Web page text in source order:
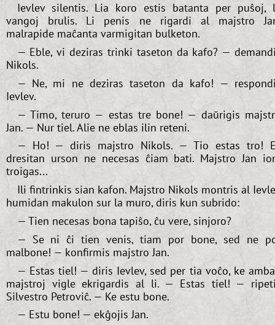
Ievlev silentis. Lia koro estis batanta per puŝoj,
vangoj brulis. Li penis ne rigardi al majstro
malrapide maĉanta varmigitan bulketon.
— Eble, vi deziras trinki taseton da kafo? —
Nikols.
— Ne, mi ne deziras taseton da kafo! —
Ievlev.
— Timo, teruro — estas tre bone! — daŭrigis
Jan. — Nur tiel. Alie ne eblas ilin reteni.
— Ho! — diris majstro Nikols. — Tio estas tro!
dresitan urson ne necesas ĉiam bati. Majstro Jan
troigas...
Ili fintrinkis sian kafon. Majstro Nikols montris al
humidan makulon sur la muro, diris kun subrido:
— Tien necesas bona tapiŝo, ĉu vere, sinjoro?
— Se ni ĉi tien venis, tiam por bone, sed ne
malbone! — konfirmis majstro Jan.
— Estas tiel! — diris Ievlev, sed per tia voĉo, ke
majstroj vigle ekrigardis al li. — Estas tiel! —
Silvestro Petroviĉ. — Ke estu bone.
— Estu bone! — ekĝojis Jan.